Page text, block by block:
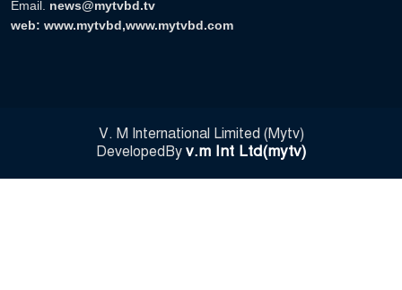
Email. news@mytvbd.tv
web: www.mytvbd,www.mytvbd.com
V. M International Limited (Mytv)
DevelopedBy v.m Int Ltd(mytv)